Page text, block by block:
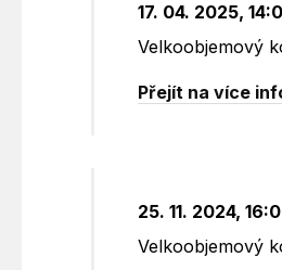
17. 04. 2025,
Velkoobjemový
Přejít na více
25. 11. 2024,
Velkoobjemový